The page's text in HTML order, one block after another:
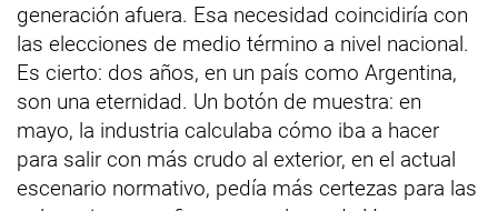
generación afuera. Esa necesidad coincidiría con
las elecciones de medio término a nivel nacional.
Es cierto: dos años, en un país como Argentina,
son una eternidad. Un botón de muestra: en
mayo, la industria calculaba cómo iba a hacer
para salir con más crudo al exterior, en el actual
escenario normativo, pedía más certezas para las